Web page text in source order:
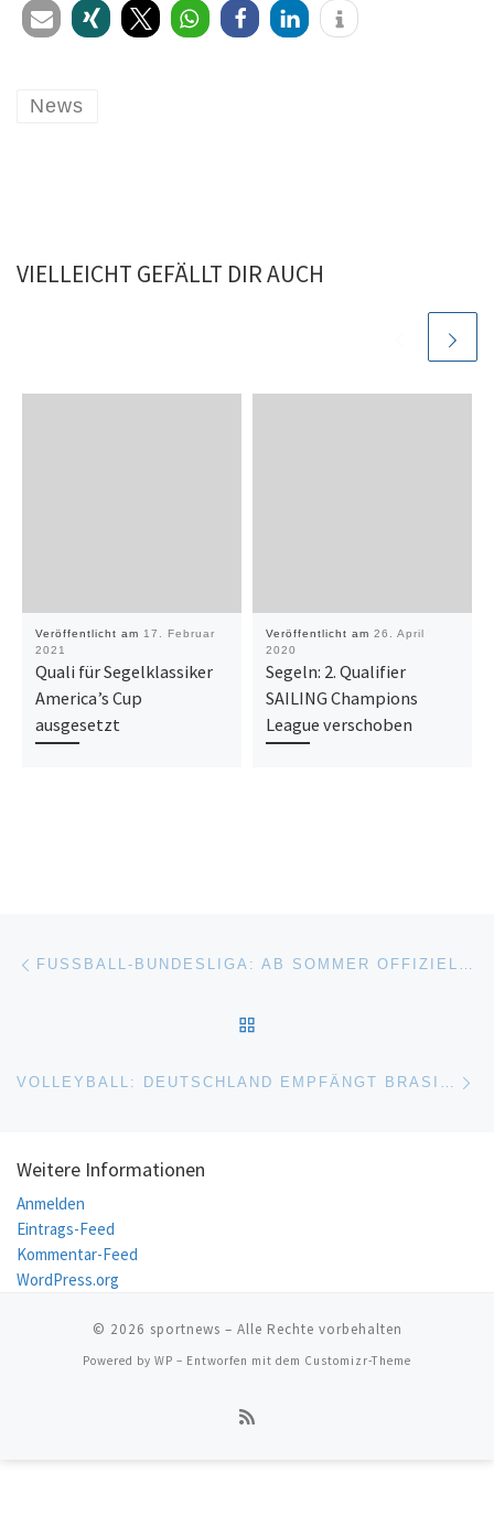
News
VIELLEICHT GEFÄLLT DIR AUCH
Veröffentlicht am 17. Februar
2021
Quali für Segelklassiker
America’s Cup
ausgesetzt
Veröffentlicht am 26. April
2020
Segeln: 2. Qualifier
SAILING Champions
League verschoben
Beitragsnavigation FUSSBALL-BUNDESLIGA: AB SOMMER OFFIZIELL MIT VIDEO-ASSISTENT – IN DER ZWEITEN LIGA MIT OFFLINE-TESTPHASE
Weitere Informationen
Anmelden
Eintrags-Feed
Kommentar-Feed
WordPress.org
© 2026 sportnews – Alle Rechte vorbehalten
Powered by WP – Entworfen mit dem Customizr-Theme